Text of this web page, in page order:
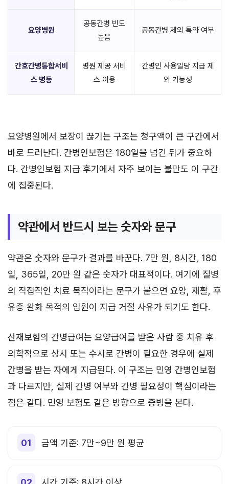
요양병원
공동간병 빈도
높음
공동간병 제외 특약 여부
간호간병통합서비
스 병동
병원 제공 서비
스 이용
간병인 사용일당 지급 제
외 가능성
요양병원에서 보장이 끊기는 구조는 청구액이 큰 구간에서
바로 드러난다. 간병인보험은 180일을 넘긴 뒤가 중요하
다. 간병인보험 지급 후기에서 자주 보이는 불만도 이 구간
에 집중된다.
약관에서 반드시 보는 숫자와 문구
약관은 숫자와 문구가 결과를 바꾼다. 7만 원, 8시간, 180
일, 365일, 20만 원 같은 숫자가 대표적이다. 여기에 질병
의 직접적인 치료 목적이라는 문구가 붙으면 요양, 재활, 후
유증 완화 목적의 입원이 지급 거절 사유가 되기도 한다.
산재보험의 간병급여는 요양급여를 받은 사람 중 치유 후
의학적으로 상시 또는 수시로 간병이 필요한 경우에 실제
간병을 받는 자에게 지급된다. 이 구조는 민영 간병인보험
과 다르지만, 실제 간병 여부와 간병 필요성이 핵심이라는
점은 같다. 민영 보험도 같은 방향으로 증빙을 본다.
금액 기준: 7만~9만 원 평균